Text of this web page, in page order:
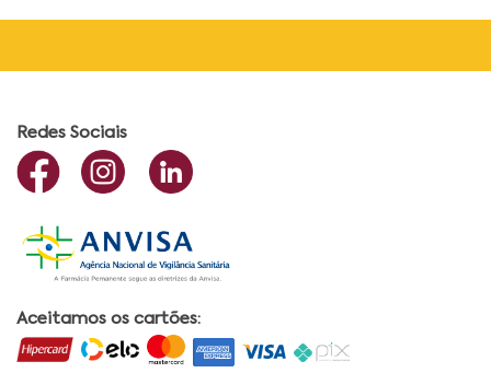
Redes Sociais
Aceitamos os cartões: